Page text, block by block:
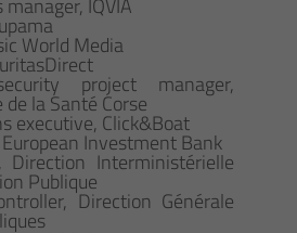
IQVIA
World Media
project manager,
la Santé Corse
executive, Click&Boat
Investment Bank
Direction Interministérielle
Publique
Direction Générale